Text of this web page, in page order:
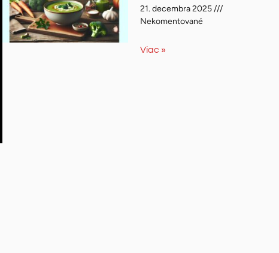
21. decembra 2025
Nekomentované
Viac »